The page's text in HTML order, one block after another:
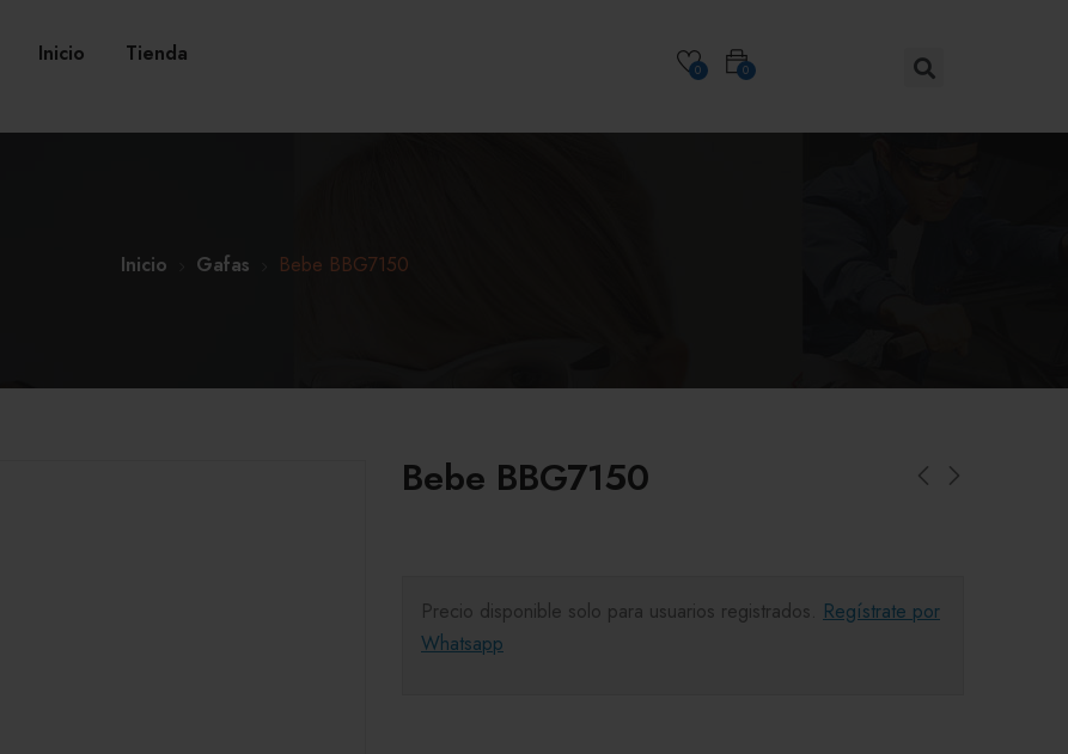
Inicio Tienda
0
0
Inicio Gafas Bebe BBG7150
Bebe BBG7150
Precio disponible solo para usuarios registrados. Regístrate por
Whatsapp